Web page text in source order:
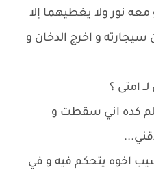
نور ولا يغطيهما إلا
و اخرج الدخان و
امتى ؟
كده اني سقطت و
اخوه يتحكم فيه و في